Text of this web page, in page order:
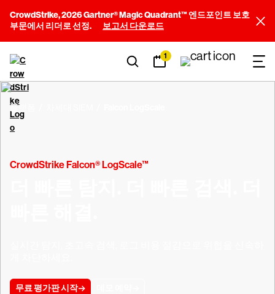
CrowdStrike, 2026 Gartner® Magic Quadrant™ 엔드포인트 보호
부문에서 리더로 선정.
보고서 다운로드
1
플랫폼
CrowdStrike Falcon® LogScale™
무료 평가판 시작